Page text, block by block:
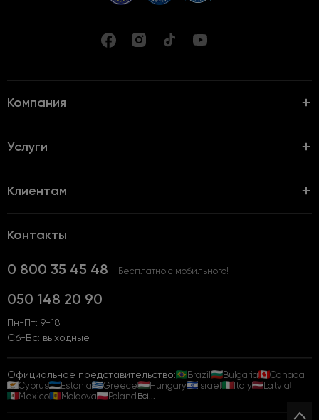
Компания
Услуги
Клиентам
Контакты
0 800 35 45 48 Бесплатно с мобильного!
050 148 20 90
Пн-Пт: 9-18
Сб-Вс: выходные
Официальное представительство: Brazil Bulgaria
Canada
Cyprus
Estonia Greece Hungary Israel Italy
Latvia
Mexico
Moldova PolandВсі...